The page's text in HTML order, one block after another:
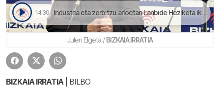
14:30 Industria eta zerbitzu arloetan Lanbide Heziketa ikasitako profesonal bila dabilz | Goizeko Izarretan
Julen Elgeta /BIZKAIA IRRATIA
BIZKAIA IRRATIA | BILBO